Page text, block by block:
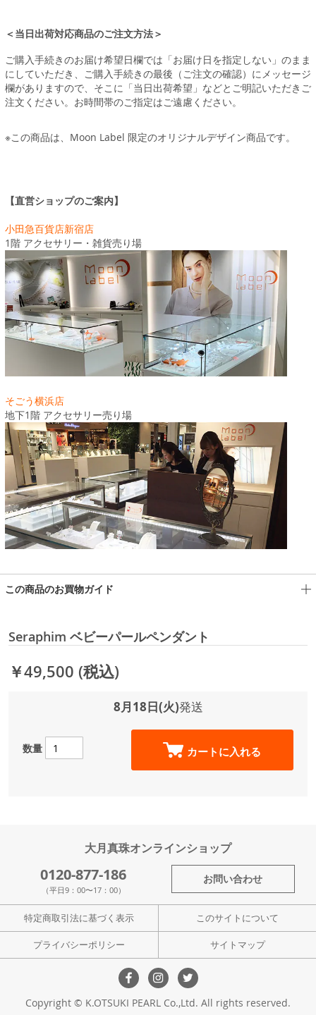
＜当日出荷対応商品のご注文方法＞
ご購入手続きのお届け希望日欄では「お届け日を指定しない」のまま
にしていただき、ご購入手続きの最後（ご注文の確認）にメッセージ
欄がありますので、そこに「当日出荷希望」などとご明記いただきご
注文ください。お時間帯のご指定はご遠慮ください。
※この商品は、Moon Label 限定のオリジナルデザイン商品です。
【直営ショップのご案内】
小田急百貨店新宿店
1階 アクセサリー・雑貨売り場
そごう横浜店
地下1階 アクセサリー売り場
この商品のお買物ガイド
Seraphim ベビーパールペンダント
￥49,500 (税込)
8月18日(火)発送
数量 カートに入れる
大月真珠オンラインショップ
0120-877-186
（平日9：00〜17：00）
お問い合わせ
特定商取引法に基づく表示 このサイトについて
プライバシーポリシー サイトマップ
Copyright © K.OTSUKI PEARL Co.,Ltd. All rights reserved.